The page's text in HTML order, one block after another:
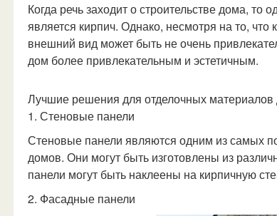
Когда речь заходит о строительстве дома,
является кирпич. Однако, несмотря на то,
внешний вид может быть не очень
дом более привлекательным и эстетичным.
Лучшие решения для отделочных
1. Стеновые панели
Стеновые панели являются одним из самых
домов. Они могут быть изготовлены из
панели могут быть наклеены на кирпичную
2. Фасадные панели